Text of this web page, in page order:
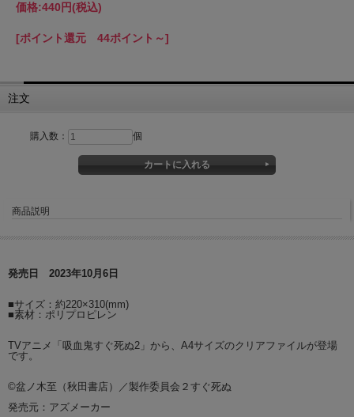
価格:440円(税込)
[ポイント還元 44ポイント～]
注文
購入数： 個
商品説明
発売日 2023年10月6日
■サイズ：約220×310(mm)
■素材：ポリプロピレン
TVアニメ「吸血鬼すぐ死ぬ2」から、A4サイズのクリアファイルが登場
です。
©盆ノ木至（秋田書店）／製作委員会２すぐ死ぬ
発売元：アズメーカー